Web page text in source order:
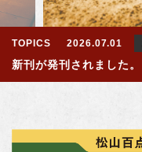
TOPICS 2026.07.01
新刊が発刊されました。